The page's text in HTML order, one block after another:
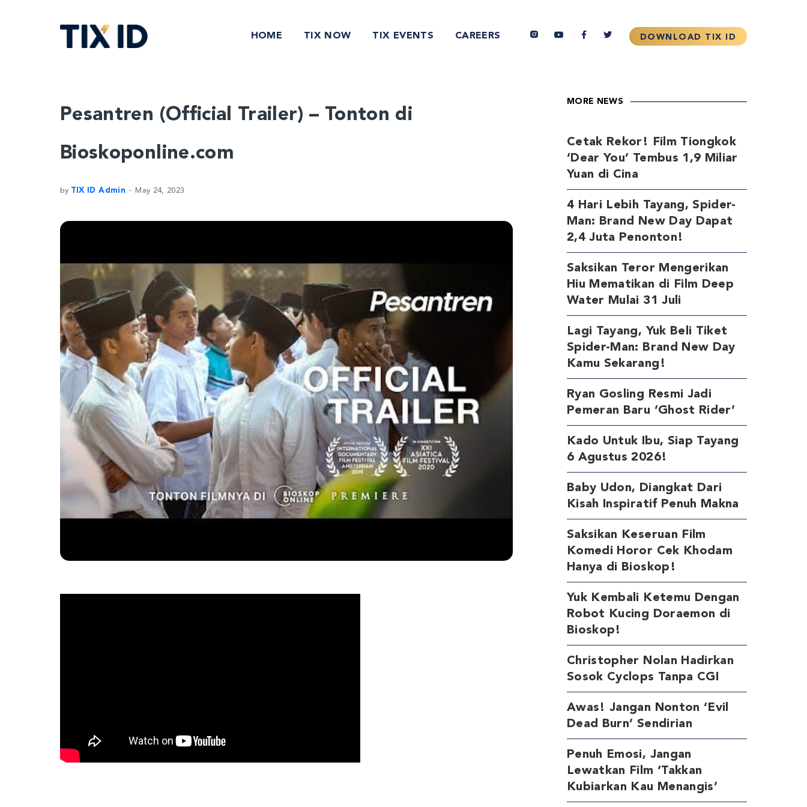
HOME TIX NOW TIX EVENTS CAREERS
Pesantren (Official Trailer) – Tonton di
Bioskoponline.com
by TIX ID Admin May 24, 2023
MORE NEWS
Cetak Rekor! Film Tiongkok
‘Dear You’ Tembus 1,9 Miliar
Yuan di Cina
4 Hari Lebih Tayang, Spider-
Man: Brand New Day Dapat
2,4 Juta Penonton!
Saksikan Teror Mengerikan
Hiu Mematikan di Film Deep
Water Mulai 31 Juli
Lagi Tayang, Yuk Beli Tiket
Spider-Man: Brand New Day
Kamu Sekarang!
Ryan Gosling Resmi Jadi
Pemeran Baru ‘Ghost Rider’
Kado Untuk Ibu, Siap Tayang
6 Agustus 2026!
Baby Udon, Diangkat Dari
Kisah Inspiratif Penuh Makna
Saksikan Keseruan Film
Komedi Horor Cek Khodam
Hanya di Bioskop!
Yuk Kembali Ketemu Dengan
Robot Kucing Doraemon di
Bioskop!
Christopher Nolan Hadirkan
Sosok Cyclops Tanpa CGI
Awas! Jangan Nonton ‘Evil
Dead Burn’ Sendirian
Penuh Emosi, Jangan
Lewatkan Film ‘Takkan
Kubiarkan Kau Menangis’